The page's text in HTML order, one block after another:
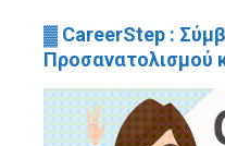
▓ CareerStep :
Προσανατολισμού